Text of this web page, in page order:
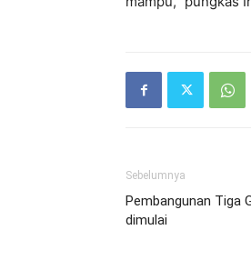
Sebelumnya
Pembangunan Tiga
dimulai